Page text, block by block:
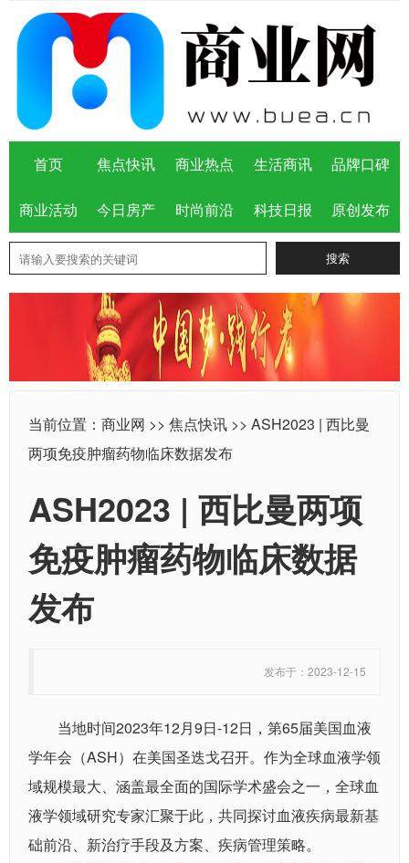
首页 焦点快讯 商业热点 生活商讯 品牌口碑
商业活动 今日房产 时尚前沿 科技日报 原创发布
当前位置： 商业网 >> 焦点快讯 >> ASH2023 | 西比曼
两项免疫肿瘤药物临床数据发布
ASH2023 | 西比曼两项
免疫肿瘤药物临床数据
发布
发布于：2023-12-15
当地时间2023年12月9日-12日，第65届美国血液
学年会（ASH）在美国圣迭戈召开。作为全球血液学领
域规模最大、涵盖最全面的国际学术盛会之一，全球血
液学领域研究专家汇聚于此，共同探讨血液疾病最新基
础前沿、新治疗手段及方案、疾病管理策略。